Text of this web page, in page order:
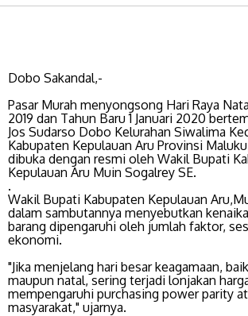
Dobo Sakandal,-
Pasar Murah menyongsong Hari Raya
2019 dan Tahun Baru 1 Januari 2020
Jos Sudarso Dobo Kelurahan Siwalima
Kabupaten Kepulauan Aru Provinsi
dibuka dengan resmi oleh Wakil Bupati
Kepulauan Aru Muin Sogalrey SE.
.
Wakil Bupati Kabupaten Kepulauan
dalam sambutannya menyebutkan
barang dipengaruhi oleh jumlah faktor,
ekonomi.
"Jika menjelang hari besar keagamaan,
maupun natal, sering terjadi lonjakan
mempengaruhi purchasing power parity
masyarakat," ujarnya.